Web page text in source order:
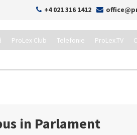
+4 021 316 1412
ProLex Club Telefonie ProLex.TV
in Parlament